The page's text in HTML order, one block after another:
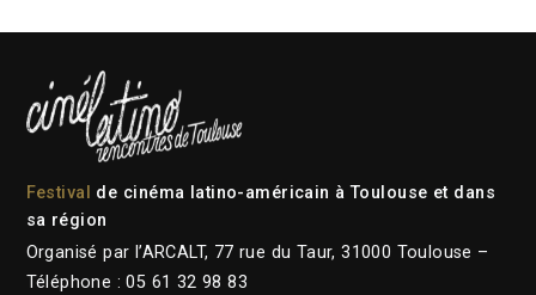
Festival
de cinéma latino-américain à Toulouse et dans
sa région
Organisé par l’ARCALT, 77 rue du Taur, 31000 Toulouse –
Téléphone : 05 61 32 98 83